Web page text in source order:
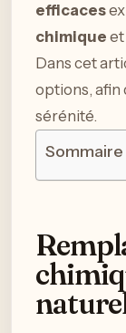
efficaces
chimique et
Dans cet
options, afin
sérénité.
Sommaire